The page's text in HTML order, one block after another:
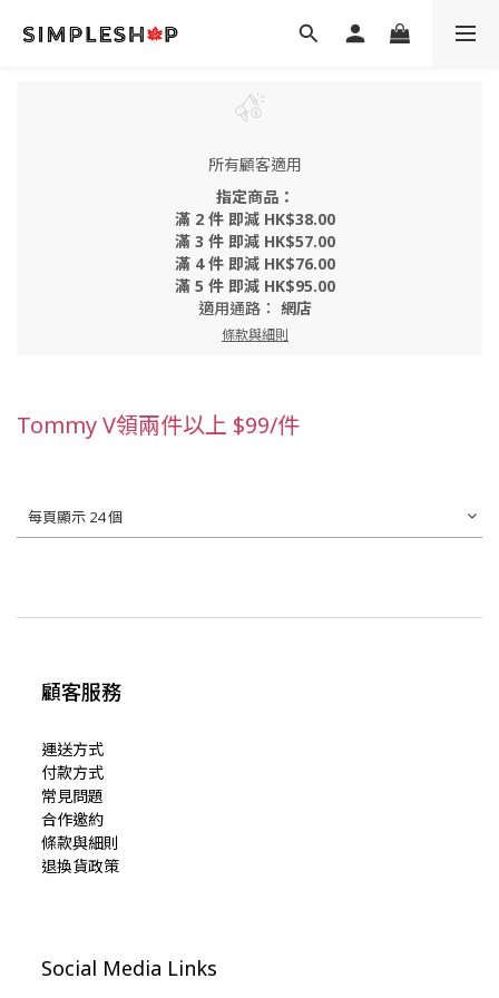
所有顧客適用
指定商品：
滿 2 件 即減 HK$38.00
滿 3 件 即減 HK$57.00
滿 4 件 即減 HK$76.00
滿 5 件 即減 HK$95.00
適用通路： 網店
條款與細則
Tommy V領兩件以上 $99/件
每頁顯示 24 個
顧客服務
運送方式
付款方式
常見問題
合作邀約
條款與細則
退換貨政策
Social Media Links